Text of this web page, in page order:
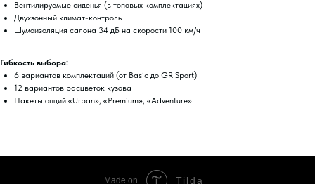
Вентилируемые сиденья (в топовых комплектациях)
Двухзонный климат-контроль
Шумоизоляция салона 34 дБ на скорости 100 км/ч
Гибкость выбора:
6 вариантов комплектаций (от Basic до GR Sport)
12 вариантов расцветок кузова
Пакеты опций «Urban», «Premium», «Adventure»
Made on Tilda